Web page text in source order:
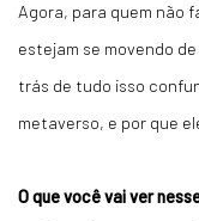
Agora, para quem não
estejam se movendo
trás de tudo isso
metaverso, e por que
O que você vai ver